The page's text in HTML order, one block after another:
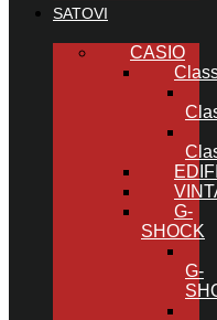
SATOVI
CASIO
G-
SHOCK
G-